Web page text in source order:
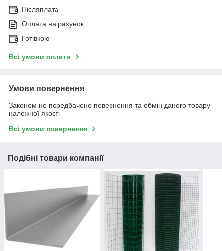
Післяплата
Оплата на рахунок
Готівкою
Всі умови оплати
Умови повернення
Законом не передбачено повернення та обмін даного товару
належної якості
Всі умови повернення
Подібні товари компанії